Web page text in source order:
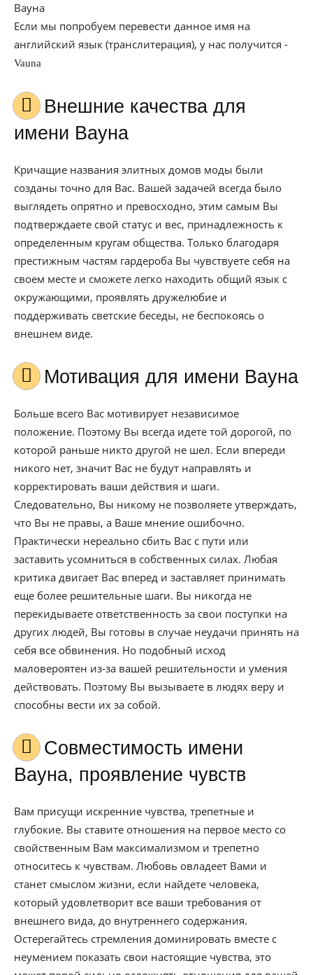
Вауна
Если мы попробуем перевести данное имя на
английский язык (транслитерация), у нас получится -
Vauna
Внешние качества для
имени Вауна
Кричащие названия элитных домов моды были
созданы точно для Вас. Вашей задачей всегда было
выглядеть опрятно и превосходно, этим самым Вы
подтверждаете свой статус и вес, принадлежность к
определенным кругам общества. Только благодаря
престижным частям гардероба Вы чувствуете себя на
своем месте и сможете легко находить общий язык с
окружающими, проявлять дружелюбие и
поддерживать светские беседы, не беспокоясь о
внешнем виде.
Мотивация для имени Вауна
Больше всего Вас мотивирует независимое
положение. Поэтому Вы всегда идете той дорогой, по
которой раньше никто другой не шел. Если впереди
никого нет, значит Вас не будут направлять и
корректировать ваши действия и шаги.
Следовательно, Вы никому не позволяете утверждать,
что Вы не правы, а Ваше мнение ошибочно.
Практически нереально сбить Вас с пути или
заставить усомниться в собственных силах. Любая
критика двигает Вас вперед и заставляет принимать
еще более решительные шаги. Вы никогда не
перекидываете ответственность за свои поступки на
других людей, Вы готовы в случае неудачи принять на
себя все обвинения. Но подобный исход
маловероятен из-за вашей решительности и умения
действовать. Поэтому Вы вызываете в людях веру и
способны вести их за собой.
Совместимость имени
Вауна, проявление чувств
Вам присущи искренние чувства, трепетные и
глубокие. Вы ставите отношения на первое место со
свойственным Вам максимализмом и трепетно
относитесь к чувствам. Любовь овладеет Вами и
станет смыслом жизни, если найдете человека,
который удовлетворит все ваши требования от
внешнего вида, до внутреннего содержания.
Остерегайтесь стремления доминировать вместе с
неумением показать свои настоящие чувства, это